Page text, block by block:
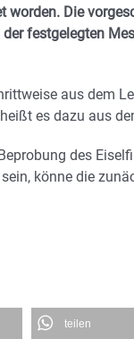
Die
festgelegten
aus dem
es dazu aus
des
könne die
teilen